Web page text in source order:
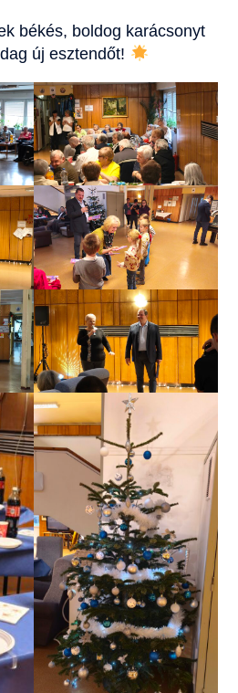
békés, boldog karácsonyt
új esztendőt!